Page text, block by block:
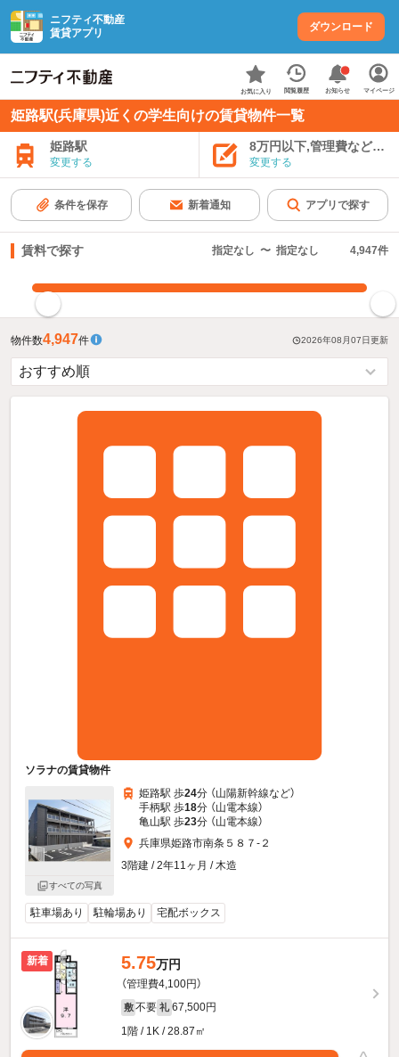
ニフティ不動産
賃貸アプリ
ダウンロード
お気に入り 閲覧履歴 お知らせ マイページ
姫路駅(兵庫県)近くの学生向けの賃貸物件一覧
姫路駅
変更する
8万円以下,管理費など込み
変更する
条件を保存 新着通知 アプリで探す
賃料で探す 指定なし 〜 指定なし 4,947件
物件数4,947件 2026年08月07日更新
ソラナの賃貸物件
すべての写真
姫路駅 歩24分 （山陽新幹線など）
手柄駅 歩18分 （山電本線）
亀山駅 歩23分 （山電本線）
兵庫県姫路市南条５８７-２
3階建 / 2年11ヶ月 / 木造
駐車場あり 駐輪場あり 宅配ボックス
新着 5.75万円
（管理費4,100円）
敷 不要 礼 67,500円
1階 / 1K / 28.87㎡